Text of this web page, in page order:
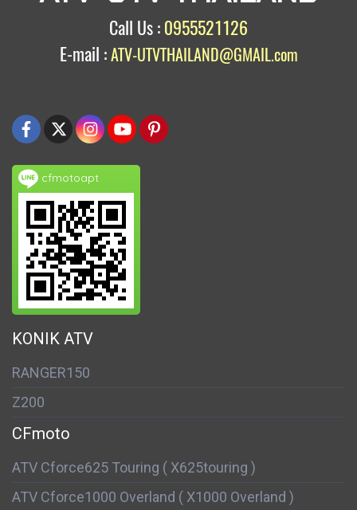
Call Us : 0955521126
E-mail :ATV-UTVTHAILAND@GMAIL.com
cfmotoapt
KONIK ATV
RANGER150
Z200
CFmoto
ATV Cforce625 Touring ( X625touring )
ATV Cforce1000 Overland ( X1000 Overland )